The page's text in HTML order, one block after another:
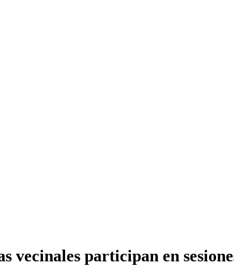
vecinales participan en